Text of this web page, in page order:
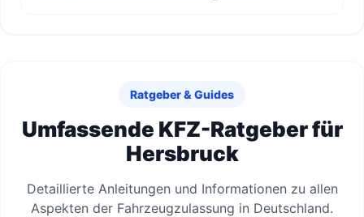
Ratgeber & Guides
Umfassende KFZ-Ratgeber für
Hersbruck
Detaillierte Anleitungen und Informationen zu allen
Aspekten der Fahrzeugzulassung in Deutschland.